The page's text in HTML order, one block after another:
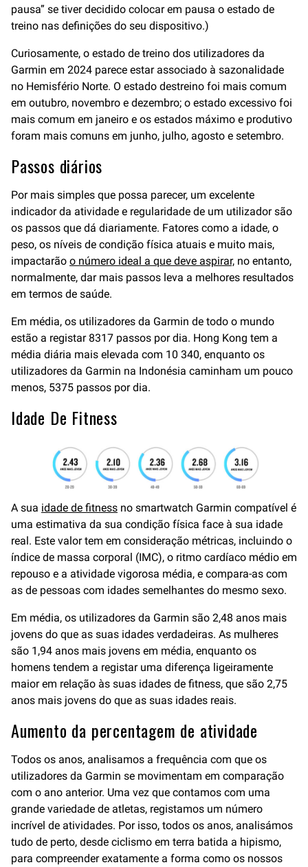
pausa” se tiver decidido colocar em pausa o estado de
treino nas definições do seu dispositivo.)
Curiosamente, o estado de treino dos utilizadores da
Garmin em 2024 parece estar associado à sazonalidade
no Hemisfério Norte. O estado destreino foi mais comum
em outubro, novembro e dezembro; o estado excessivo foi
mais comum em janeiro e os estados máximo e produtivo
foram mais comuns em junho, julho, agosto e setembro.
Passos diários
Por mais simples que possa parecer, um excelente
indicador da atividade e regularidade de um utilizador são
os passos que dá diariamente. Fatores como a idade, o
peso, os níveis de condição física atuais e muito mais,
impactarão o número ideal a que deve aspirar, no entanto,
normalmente, dar mais passos leva a melhores resultados
em termos de saúde.
Em média, os utilizadores da Garmin de todo o mundo
estão a registar 8317 passos por dia. Hong Kong tem a
média diária mais elevada com 10 340, enquanto os
utilizadores da Garmin na Indonésia caminham um pouco
menos, 5375 passos por dia.
Idade De Fitness
A sua idade de fitness no smartwatch Garmin compatível é
uma estimativa da sua condição física face à sua idade
real. Este valor tem em consideração métricas, incluindo o
índice de massa corporal (IMC), o ritmo cardíaco médio em
repouso e a atividade vigorosa média, e compara-as com
as de pessoas com idades semelhantes do mesmo sexo.
Em média, os utilizadores da Garmin são 2,48 anos mais
jovens do que as suas idades verdadeiras. As mulheres
são 1,94 anos mais jovens em média, enquanto os
homens tendem a registar uma diferença ligeiramente
maior em relação às suas idades de fitness, que são 2,75
anos mais jovens do que as suas idades reais.
Aumento da percentagem de atividade
Todos os anos, analisamos a frequência com que os
utilizadores da Garmin se movimentam em comparação
com o ano anterior. Uma vez que contamos com uma
grande variedade de atletas, registamos um número
incrível de atividades. Por isso, todos os anos, analisámos
tudo de perto, desde ciclismo em terra batida a hipismo,
para compreender exatamente a forma como os nossos